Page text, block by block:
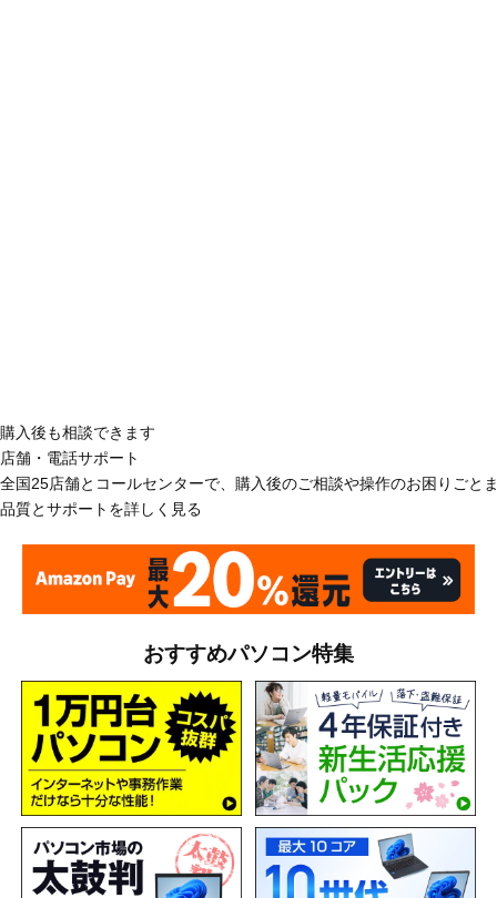
購入後も相談できます
店舗・電話サポート
全国25店舗とコールセンターで、購入後のご相談や操作のお困りごと
品質とサポートを詳しく見る
おすすめパソコン特集